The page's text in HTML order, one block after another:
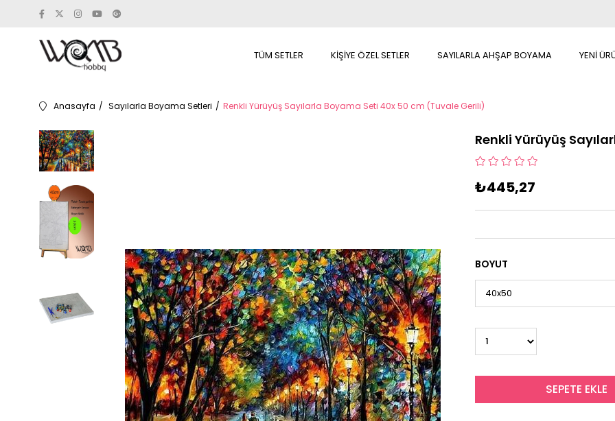
TÜM SETLER KİŞİYE ÖZEL SETLER SAYILARLA AHŞAP BOYAMA YENİ
Anasayfa Sayılarla Boyama Setleri Renkli Yürüyüş Sayılarla Boyama Seti 40x 50 cm (Tuvale Gerili)
Renkli Yürüyüş
₺445,27
BOYUT